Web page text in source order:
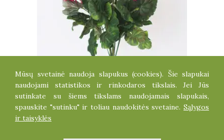
PELARGONIJOS KRŪMELIS
4.80
Mūsų svetainė naudoja slapukus (cookies). Šie slapukai
naudojami statistikos ir rinkodaros tikslais. Jei Jūs
sutinkate su šiems tikslams naudojamais slapukais,
spauskite "sutinku" ir toliau naudokitės svetaine. Sąlygos
ir taisyklės